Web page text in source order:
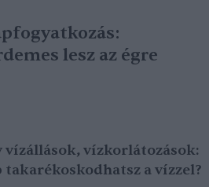
lesz az égre
vízállások, vízkorlátozások:
a vízzel?